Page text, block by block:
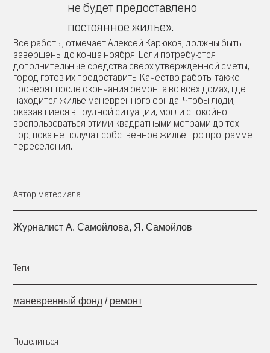
не будет предоставлено
постоянное жилье».
Все работы, отмечает Алексей Карюков, должны быть
завершены до конца ноября. Если потребуются
дополнительные средства сверх утвержденной сметы,
город готов их предоставить. Качество работы также
проверят после окончания ремонта во всех домах, где
находится жилье маневренного фонда. Чтобы люди,
оказавшиеся в трудной ситуации, могли спокойно
воспользоваться этими квадратными метрами до тех
пор, пока не получат собственное жилье про программе
переселения.
Автор материала
Журналист А. Самойлова, Я. Самойлов
Теги
маневренный фонд / ремонт
Поделиться